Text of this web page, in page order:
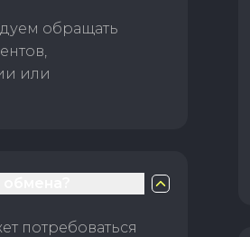
обращать
или
потребоваться